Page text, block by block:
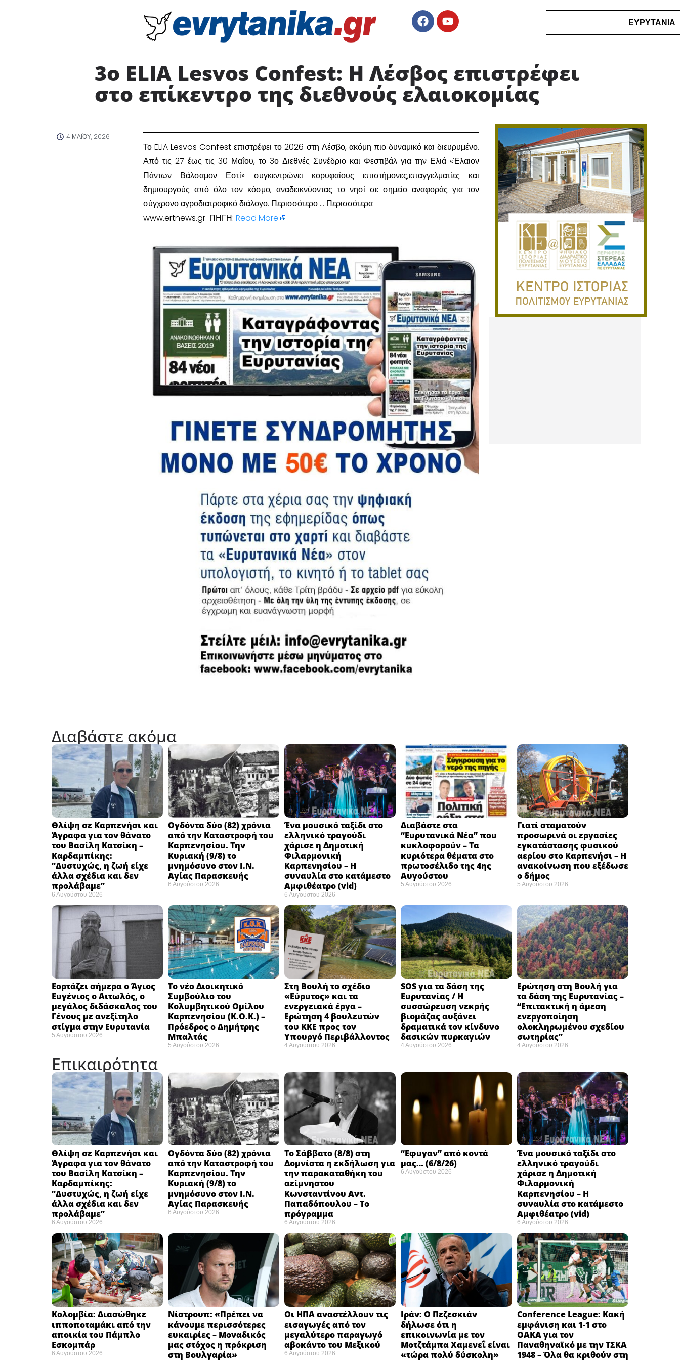
ΕΥΡΥΤΑΝΙΑ
3ο ELIA Lesvos Confest: Η Λέσβος επιστρέφει
στο επίκεντρο της διεθνούς ελαιοκομίας ​
4 ΜΑΪ́ΟΥ, 2026
​Το ELIA Lesvos Confest επιστρέφει το 2026 στη Λέσβο, ακόμη πιο δυναμικό και διευρυμένο.
Από τις 27 έως τις 30 Μαΐου, το 3ο Διεθνές Συνέδριο και Φεστιβάλ για την Ελιά «Έλαιον
Πάντων Βάλσαμον Εστί» συγκεντρώνει κορυφαίους επιστήμονες,επαγγελματίες και
δημιουργούς από όλο τον κόσμο, αναδεικνύοντας το νησί σε σημείο αναφοράς για τον
σύγχρονο αγροδιατροφικό διάλογο. Περισσότερο … Περισσότερα
www.ertnews.gr ΠΗΓΗ: Read More
Διαβάστε ακόμα
Θλίψη σε Καρπενήσι και
Άγραφα για τον θάνατο
του Βασίλη Κατσίκη –
Καρδαμπίκης:
“Δυστυχώς, η ζωή είχε
άλλα σχέδια και δεν
προλάβαμε”
6 Αυγούστου 2026
Ογδόντα δύο (82) χρόνια
από την Καταστροφή του
Καρπενησίου. Την
Κυριακή (9/8) το
μνημόσυνο στον Ι.Ν.
Αγίας Παρασκευής
6 Αυγούστου 2026
Ένα μουσικό ταξίδι στο
ελληνικό τραγούδι
χάρισε η Δημοτική
Φιλαρμονική
Καρπενησίου – Η
συναυλία στο κατάμεστο
Αμφιθέατρο (vid)
6 Αυγούστου 2026
Διαβάστε στα
“Ευρυτανικά Νέα” που
κυκλοφορούν – Τα
κυριότερα θέματα στο
πρωτοσέλιδο της 4ης
Αυγούστου
5 Αυγούστου 2026
Γιατί σταματούν
προσωρινά οι εργασίες
εγκατάστασης φυσικού
αερίου στο Καρπενήσι – Η
ανακοίνωση που εξέδωσε
ο δήμος
5 Αυγούστου 2026
Εορτάζει σήμερα ο Άγιος
Ευγένιος ο Αιτωλός, ο
μεγάλος διδάσκαλος του
Γένους με ανεξίτηλο
στίγμα στην Ευρυτανία
5 Αυγούστου 2026
Το νέο Διοικητικό
Συμβούλιο του
Κολυμβητικού Ομίλου
Καρπενησίου (Κ.Ο.Κ.) –
Πρόεδρος ο Δημήτρης
Μπαλτάς
5 Αυγούστου 2026
Στη Βουλή το σχέδιο
«Εύρυτος» και τα
ενεργειακά έργα –
Ερώτηση 4 βουλευτών
του ΚΚΕ προς τον
Υπουργό Περιβάλλοντος
4 Αυγούστου 2026
SOS για τα δάση της
Ευρυτανίας / Η
συσσώρευση νεκρής
βιομάζας αυξάνει
δραματικά τον κίνδυνο
δασικών πυρκαγιών
4 Αυγούστου 2026
Ερώτηση στη Βουλή για
τα δάση της Ευρυτανίας –
“Eπιτακτική η άμεση
ενεργοποίηση
ολοκληρωμένου σχεδίου
σωτηρίας”
4 Αυγούστου 2026
Επικαιρότητα
Θλίψη σε Καρπενήσι και
Άγραφα για τον θάνατο
του Βασίλη Κατσίκη –
Καρδαμπίκης:
“Δυστυχώς, η ζωή είχε
άλλα σχέδια και δεν
προλάβαμε”
6 Αυγούστου 2026
Ογδόντα δύο (82) χρόνια
από την Καταστροφή του
Καρπενησίου. Την
Κυριακή (9/8) το
μνημόσυνο στον Ι.Ν.
Αγίας Παρασκευής
6 Αυγούστου 2026
Το Σάββατο (8/8) στη
Δομνίστα η εκδήλωση για
την παρακαταθήκη του
αείμνηστου
Κωνσταντίνου Αντ.
Παπαδόπουλου – Το
πρόγραμμα
6 Αυγούστου 2026
“Εφυγαν” από κοντά
μας… (6/8/26)
6 Αυγούστου 2026
Ένα μουσικό ταξίδι στο
ελληνικό τραγούδι
χάρισε η Δημοτική
Φιλαρμονική
Καρπενησίου – Η
συναυλία στο κατάμεστο
Αμφιθέατρο (vid)
6 Αυγούστου 2026
Κολομβία: Διασώθηκε
ιπποποταμάκι από την
αποικία του Πάμπλο
Εσκομπάρ ​
6 Αυγούστου 2026
Νίστρουπ: «Πρέπει να
κάνουμε περισσότερες
ευκαιρίες – Μοναδικός
μας στόχος η πρόκριση
στη Βουλγαρία» ​
Οι ΗΠΑ αναστέλλουν τις
εισαγωγές από τον
μεγαλύτερο παραγωγό
αβοκάντο του Μεξικού ​
6 Αυγούστου 2026
Ιράν: Ο Πεζεσκιάν
δήλωσε ότι η
επικοινωνία με τον
Μοτζτάμπα Χαμενεΐ είναι
«τώρα πολύ δύσκολη» ​
Conference League: Κακή
εμφάνιση και 1-1 στο
ΟΑΚΑ για τον
Παναθηναϊκό με την ΤΣΚΑ
1948 – Όλα θα κριθούν στη